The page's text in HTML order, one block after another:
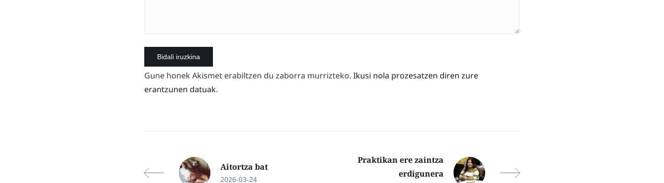
Gune honek Akismet erabiltzen du zaborra murrizteko. Ikusi nola prozesatzen diren zure
erantzunen datuak.
Aitortza bat
2026-03-24
Praktikan ere zaintza
erdigunera